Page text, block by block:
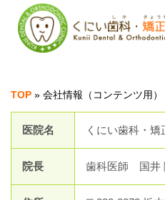
TOP »会社情報（コンテンツ用）
医院名 くにい歯科・矯
院長 歯科医師 国井